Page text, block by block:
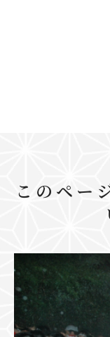
このペー